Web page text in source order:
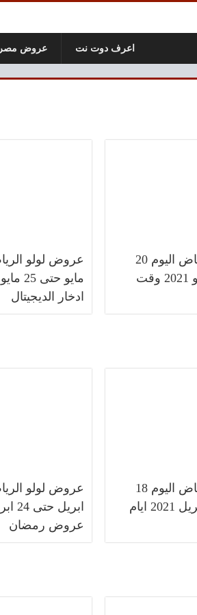
اعرف دوت نت عروض مصر
عروض لولو الرياض اليوم 20
مايو حتى 30 مايو 2021 وقت
ادخار الديجيتال
عروض لولو الرياض اليوم 18
ابريل حتى 24 ابريل 2021 ايام
عروض رمضان